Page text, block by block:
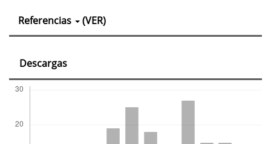
Detalles
del
artículo
Referencias (VER)
Descargas